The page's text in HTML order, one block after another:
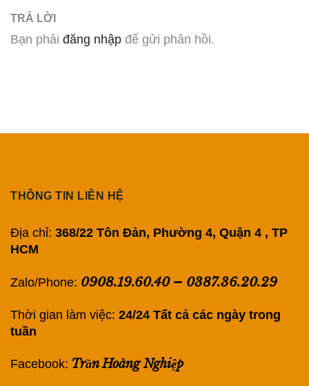
TRẢ LỜI
Bạn phải đăng nhập để gửi phản hồi.
THÔNG TIN LIÊN HỆ
Địa chỉ: 368/22 Tôn Đản, Phường 4, Quận 4 , TP
HCM
Zalo/Phone: 0908.19.60.40– 0387.36.20.29
Thời gian làm việc: 24/24 Tất cả các ngày trong
tuần
Facebook: Trần Hoàng Nghiệp